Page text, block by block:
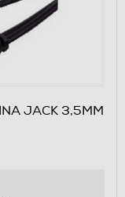
JACK 3,5MM